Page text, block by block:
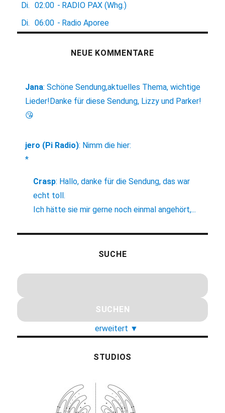
Di.
02:00 - RADIO PAX (Whg.)
Di.
06:00 - Radio Aporee
NEUE KOMMENTARE
Jana:Schöne Sendung,aktuelles Thema, wichtige
Lieder!Danke für diese Sendung, Lizzy und Parker!
😘
jero (Pi Radio): Nimm die hier:
*
Crasp: Hallo, danke für die Sendung, das war
echt toll.
Ich hätte sie mir gerne noch einmal angehört,...
SUCHE
erweitert ▼
STUDIOS